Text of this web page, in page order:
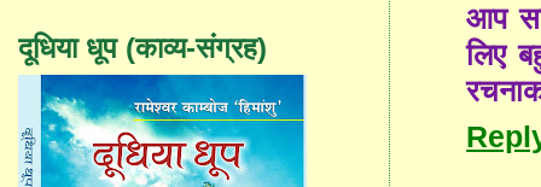
आप
लिए
दूधिया धूप (काव्य-संग्रह)